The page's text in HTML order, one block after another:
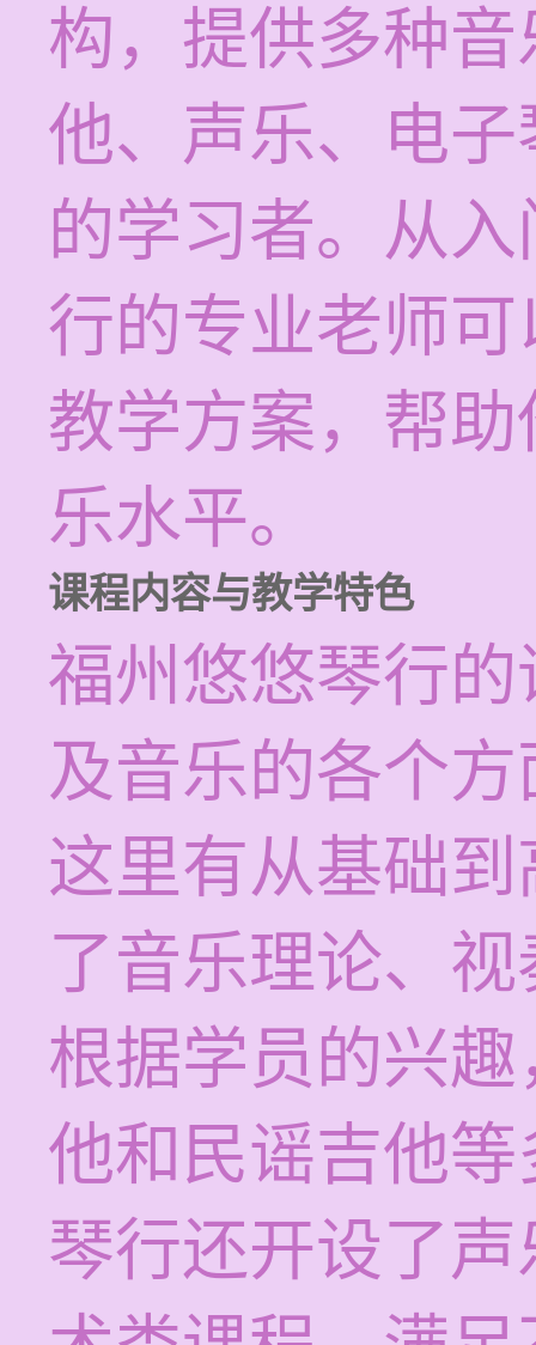
构，提供多种
他、声乐、电
的学习者。从
行的专业老师
教学方案，帮
乐水平。
课程内容与教学特色
福州悠悠琴行
及音乐的各个
这里有从基础
了音乐理论、
根据学员的兴
他和民谣吉他
琴行还开设了